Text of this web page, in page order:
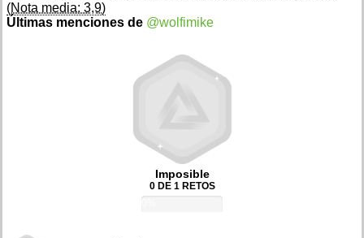
(Nota media: 3,9)
Últimas menciones de @wolfimike
Imposible
0 DE 1 RETOS